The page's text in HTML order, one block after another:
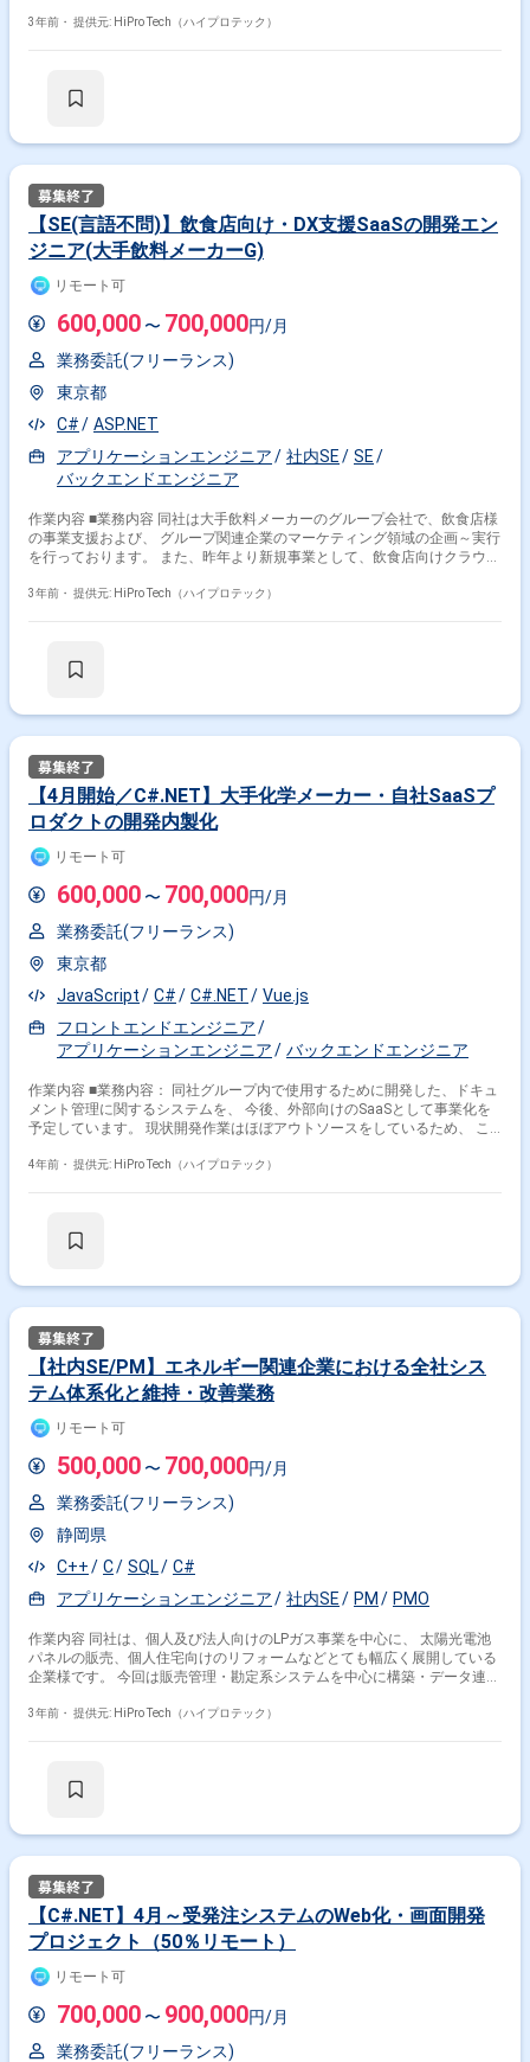
産性を高めるプロダクトとなっております。 その中でも、同社の提供する
されている方含め、10名前後のチーム構成となっております。 今回その
グ・デバックの作業を想定しています。
3年前・ 提供元: HiPro Tech（ハイプロテック）
【SE(言語不問)】飲食店向け・DX支援SaaSの開発エン
ジニア(大手飲料メーカーG)
リモート可
600,000 〜 700,000円/月
業務委託(フリーランス)
東京都
C#
ASP.NET
アプリケーションエンジニア
社内SE
SE
バックエンドエンジニア
作業内容 ■業務内容 同社は大手飲料メーカーのグループ会社で、飲食店様
の事業支援および、 グループ関連企業のマーケティング領域の企画～実行
を行っております。 また、昨年より新規事業として、飲食店向けクラウド
行えるシステムを開発し提供しております。 今回のポジションでは、本シ
不具合の修正対応などが想定されます。 ・クライアント/社内ユーザーと
したいという狙いがあります。
3年前・ 提供元: HiPro Tech（ハイプロテック）
【4月開始／C#.NET】大手化学メーカー・自社SaaSプ
ロダクトの開発内製化
リモート可
600,000 〜 700,000円/月
業務委託(フリーランス)
東京都
JavaScript
C# C#.NET
Vue.js
フロントエンドエンジニア
アプリケーションエンジニア
バックエンドエンジニア
作業内容 ■業務内容： 同社グループ内で使用するために開発した、ドキュ
メント管理に関するシステムを、 今後、外部向けのSaaSとして事業化を
予定しています。 現状開発作業はほぼアウトソースをしているため、 こ
集しています。 ※中長期的に、運用オペレーションの整備なども併せて一
4年前・ 提供元: HiPro Tech（ハイプロテック）
【社内SE/PM】エネルギー関連企業における全社シス
テム体系化と維持・改善業務
リモート可
500,000 〜 700,000円/月
業務委託(フリーランス)
静岡県
C++
C SQL
C#
アプリケーションエンジニア
社内SE PM PMO
作業内容 同社は、個人及び法人向けのLPガス事業を中心に、 太陽光電池
パネルの販売、個人住宅向けのリフォームなどとても幅広く展開している
企業様です。 今回は販売管理・勘定系システムを中心に構築・データ連携
割としては、システム構築と共に全体を動かせるよう、社員の方に働きか
です。 ※契約開始2週間はリレーション構築・事業理解の為、出社をお願
3年前・ 提供元: HiPro Tech（ハイプロテック）
【C#.NET】4月～受発注システムのWeb化・画面開発
プロジェクト（50％リモート）
リモート可
700,000 〜 900,000円/月
業務委託(フリーランス)